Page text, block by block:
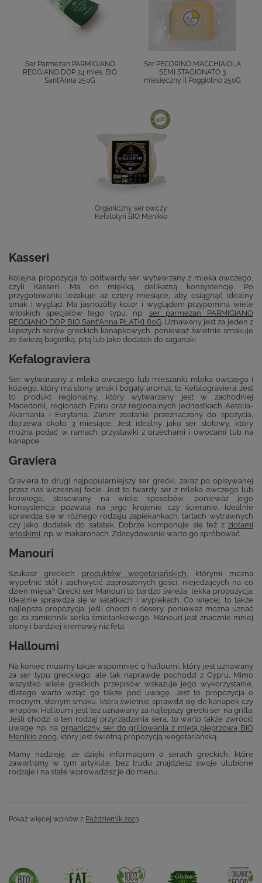
Ser Parmezan PARMIGIANO
REGGIANO DOP 24 mies. BIO
Sant'Anna 250G
Ser PECORINO MACCHIAIOLA
SEMI STAGIONATO 3
miesięczny Il Poggiolino 250G
Organiczny ser owczy
Kefalotyri BIO Menikio
Kasseri
Kolejna propozycja to półtwardy ser wytwarzany z mleka owczego,
czyli Kasseri. Ma on miękką, delikatną konsystencję. Po
przygotowaniu leżakuje aż cztery miesiące, aby osiągnąć idealny
smak i wygląd. Ma jasnożółty kolor i wyglądem przypomina wiele
włoskich specjałów tego typu, np. ser parmezan PARMIGIANO
REGGIANO DOP BIO Sant'Anna PŁATKI 80G. Uznawany jest za jeden z
lepszych serów greckich kanapkowych, ponieważ świetnie smakuje
ze świeżą bagietką, pitą lub jako dodatek do saganaki.
Kefalograviera
Ser wytwarzany z mleka owczego lub mieszanki mleka owczego i
koziego, który ma słony smak i bogaty aromat, to Kefalograviera. Jest
to produkt regionalny, który wytwarzany jest w zachodniej
Macedonii, regionach Epiru oraz regionalnych jednostkach Aetolia-
Akarnania i Evrytania. Zanim zostanie przeznaczony do spożycia,
dojrzewa około 3 miesiące. Jest idealny jako ser stołowy, który
można podać w ramach przystawki z orzechami i owocami lub na
kanapce.
Graviera
Graviera to drugi najpopularniejszy ser grecki, zaraz po opisywanej
przez nas wcześniej fecie. Jest to twardy ser z mleka owczego lub
krowiego, stosowany na wiele sposobów, ponieważ jego
konsystencja pozwala na jego krojenie czy ścieranie. Idealnie
sprawdza się w różnego rodzaju zapiekankach, tartach wytrawnych
czy jako dodatek do sałatek. Dobrze komponuje się też z ziołami
włoskimi, np. w makaronach. Zdecydowanie warto go spróbować.
Manouri
Szukasz greckich produktów wegetariańskich, którymi można
wypełnić stół i zachwycić zaproszonych gości, niejedzących na co
dzień mięsa? Grecki ser Manouri to bardzo świeża, lekka propozycja.
Idealnie sprawdza się w sałatkach i wypiekach. Co więcej, to także
najlepsza propozycja, jeśli chodzi o desery, ponieważ można uznać
go za zamiennik serka śmietankowego. Manouri jest znacznie mniej
słony i bardziej kremowy niż feta.
Halloumi
Na koniec musimy także wspomnieć o halloumi, który jest uznawany
za ser typu greckiego, ale tak naprawdę pochodzi z Cypru. Mimo
wszystko wiele greckich przepisów wskazuje jego wykorzystanie,
dlatego warto wziąć go także pod uwagę. Jest to propozycja o
mocnym, słonym smaku, która świetnie sprawdzi się do kanapek czy
wrapów. Halloumi jest też uznawany za najlepszy grecki ser na grilla.
Jeśli chodzi o ten rodzaj przyrządzania sera, to warto także zwrócić
uwagę np. naorganiczny ser do grillowania z miętą pieprzową BIO
Menikio 200g, który jest świetną propozycją wegetariańską.
Mamy nadzieję, że dzięki informacjom o serach greckich, które
zawarliśmy w tym artykule, bez trudu znajdziesz swoje ulubione
rodzaje i na stałe wprowadzisz je do menu.
Pokaż więcej wpisów z Październik 2023